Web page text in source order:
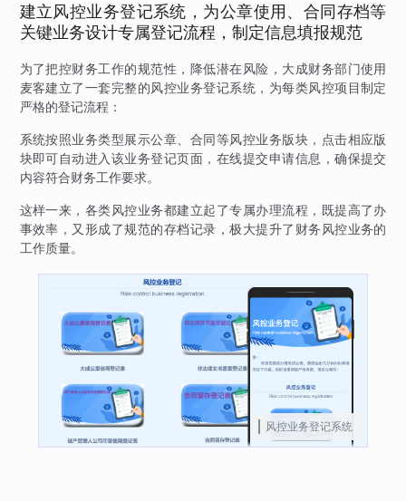
建立风控业务登记系统，为公章使用、合同存档等
关键业务设计专属登记流程，制定信息填报规范
为了把控财务工作的规范性，降低潜在风险，大成财务部门使用
麦客建立了一套完整的风控业务登记系统，为每类风控项目制定
严格的登记流程：
系统按照业务类型展示公章、合同等风控业务版块，点击相应版
块即可自动进入该业务登记页面，在线提交申请信息，确保提交
内容符合财务工作要求。
这样一来，各类风控业务都建立起了专属办理流程，既提高了办
事效率，又形成了规范的存档记录，极大提升了财务风控业务的
工作质量。
风控业务登记系统